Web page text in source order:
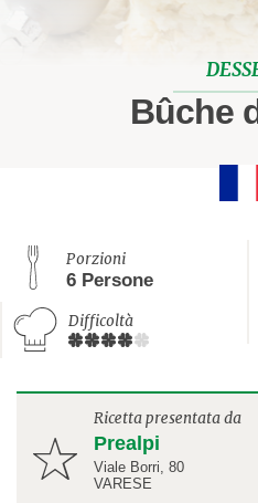
Bûche
Porzioni
6 Persone
Difficoltà
Ricetta presentata da
Prealpi
Viale Borri, 80
VARESE